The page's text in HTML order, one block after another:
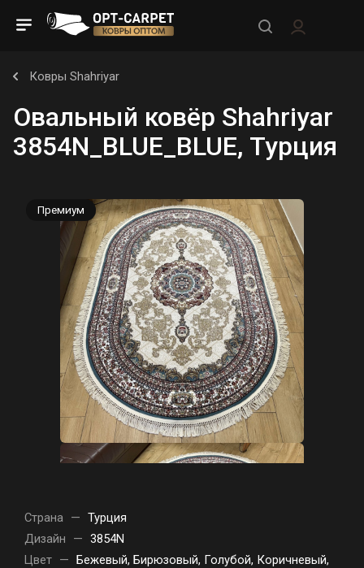
Ковры Shahriyar
Овальный ковёр Shahriyar
3854N_BLUE_BLUE, Турция
Премиум
Страна — Турция
Дизайн
— 3854N
Цвет — Бежевый, Бирюзовый, Голубой, Коричневый,